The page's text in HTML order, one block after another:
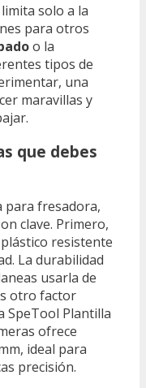
solo a la
para otros
o la
tipos de
una
maravillas y
que debes
para fresadora,
clave. Primero,
resistente
La durabilidad
usarla de
otro factor
SpeTool Plantilla
ofrece
ideal para
precisión.